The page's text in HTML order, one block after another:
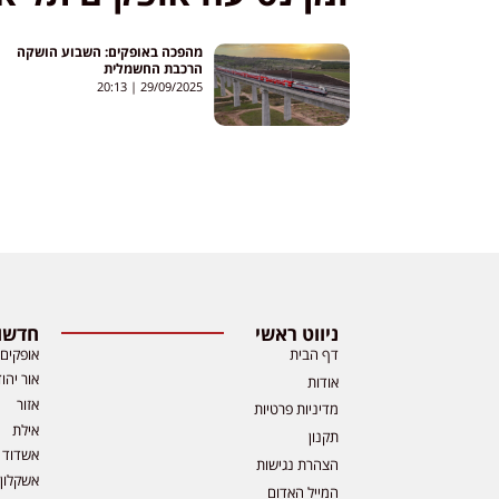
מהפכה באופקים: השבוע הושקה
הרכבת החשמלית
29/09/2025
20:13
ניווט ראשי
דף הבית
אודות
מדיניות פרטיות
תקנון
הצהרת נגישות
המייל האדום
אופקים
אור
אזור
אילת
אשדוד
אשקלון